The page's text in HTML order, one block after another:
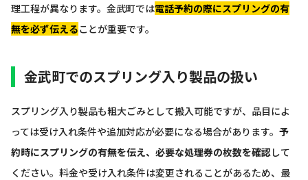
理工程が異なります。金武町では電話予約の際にスプリングの有
無を必ず伝えることが重要です。
金武町でのスプリング入り製品の扱い
スプリング入り製品も粗大ごみとして搬入可能ですが、品目によ
っては受け入れ条件や追加対応が必要になる場合があります。 予
約時にスプリングの有無を伝え、必要な処理券の枚数を確認 して
ください。料金や受け入れ条件は変更されることがあるため、最